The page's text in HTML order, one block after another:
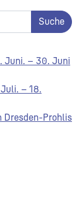
Juni. – 30. Juni
Juli. – 18.
Dresden-Prohlis